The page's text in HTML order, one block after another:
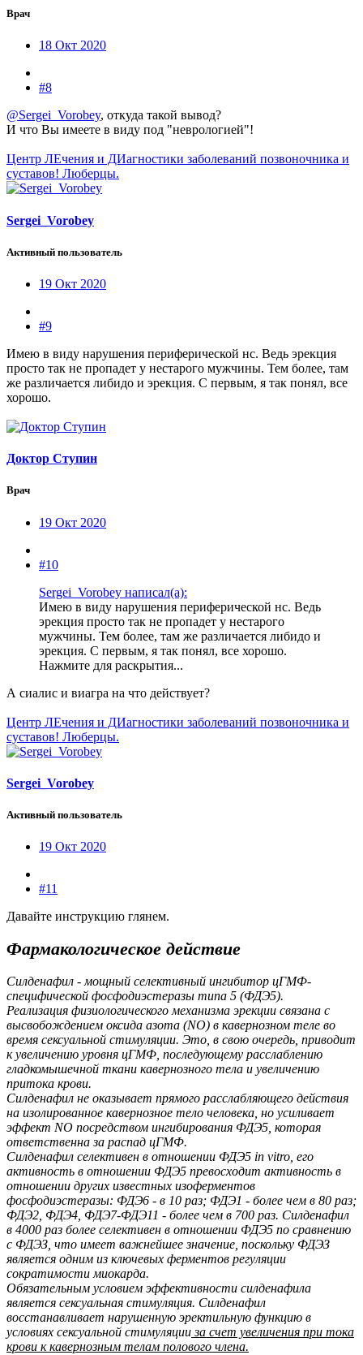
Врач
18 Окт 2020
#8
@Sergei_Vorobey, откуда такой вывод?
И что Вы имеете в виду под "неврологией"!
Центр ЛЕчения и ДИагностики заболеваний позвоночника и
суставов! Люберцы.
Sergei_Vorobey
Активный пользователь
19 Окт 2020
#9
Имею в виду нарушения периферической нс. Ведь эрекция
просто так не пропадет у нестарого мужчины. Тем более, там
же различается либидо и эрекция. С первым, я так понял, все
хорошо.
Доктор Ступин
Врач
19 Окт 2020
#10
Sergei_Vorobey написал(а):
Имею в виду нарушения периферической нс. Ведь
эрекция просто так не пропадет у нестарого
мужчины. Тем более, там же различается либидо и
эрекция. С первым, я так понял, все хорошо.
Нажмите для раскрытия...
А сиалис и виагра на что действует?
Центр ЛЕчения и ДИагностики заболеваний позвоночника и
суставов! Люберцы.
Sergei_Vorobey
Активный пользователь
19 Окт 2020
#11
Давайте инструкцию глянем.
Фармакологическое действие
Силденафил - мощный селективный ингибитор цГМФ-
специфической фосфодиэстеразы типа 5 (ФДЭ5).
Реализация физиологического механизма эрекции связана с
высвобождением оксида азота (NO) в кавернозном теле во
время сексуальной стимуляции. Это, в свою очередь, приводит
к увеличению уровня цГМФ, последующему расслаблению
гладкомышечной ткани кавернозного тела и увеличению
притока крови.
Силденафил не оказывает прямого расслабляющего действия
на изолированное кавернозное тело человека, но усиливает
эффект NO посредством ингибирования ФДЭ5, которая
ответственна за распад цГМФ.
Силденафил селективен в отношении ФДЭ5 in vitro, его
активность в отношении ФДЭ5 превосходит активность в
отношении других известных изоферментов
фосфодиэстеразы: ФДЭ6 - в 10 раз; ФДЭ1 - более чем в 80 раз;
ФДЭ2, ФДЭ4, ФДЭ7-ФДЭ11 - более чем в 700 раз. Силденафил
в 4000 раз более селективен в отношении ФДЭ5 по сравнению
с ФДЭЗ, что имеет важнейшее значение, поскольку ФДЭЗ
является одним из ключевых ферментов регуляции
сократимости миокарда.
Обязательным условием эффективности силденафила
является сексуальная стимуляция. Силденафил
восстанавливает нарушенную эректильную функцию в
условиях сексуальной стимуляцииза счет увеличения при тока
крови к кавернозным телам полового члена.